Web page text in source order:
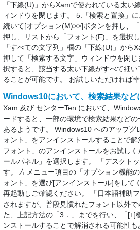
「下線(U)」からXamで使われている太
ィンドウを閉じます。 5.「検索と置換」
続いて[オプション(M)>>]ボタンを押し、
押し、リストから「フォント(F)」を選択
「すべての文字列」欄の「下線(U)」か
押して「検索する文字」ウィンドウを閉
択すると、該当する太い下線がすべて細
ることが可能です。 お試しいただければ幸
Windows10において、検索結果など
Xam 及び センターTen において、
ードすると、一部の環境で検索結果など
あるようです。 Windows10 へのアップ
ォント」をアンインストールすることで
フォント」のアンインストールをお試し
ールパネル」を選択します。 「デスクト
す。 左メニュー項目の「オプション機能
ォント」を選び[アンインストール]をして
再起動しご確認ください。 「日本語補助
されますが、普段見慣れたフォント以外
た、上記方法の「3．」までを行い、「
ンストールすることで解消される可能性